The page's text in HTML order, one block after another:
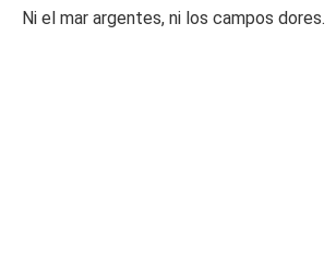
Ni el mar argentes, ni los campos dores.